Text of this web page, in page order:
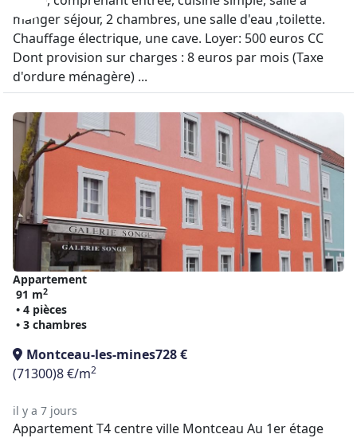
manger séjour, 2 chambres, une salle d'eau ,toilette.
Chauffage électrique, une cave. Loyer: 500 euros CC
Dont provision sur charges : 8 euros par mois (Taxe
d'ordure ménagère) ...
Appartement
91 m2
• 4 pièces
• 3 chambres
Montceau-les-mines728 €
(71300)8 €/m2
il y a 7 jours
Appartement T4 centre ville Montceau Au 1er étage